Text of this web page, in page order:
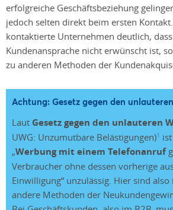
erfolgreiche Geschäftsbeziehung
jedoch selten direkt beim ersten
kontaktierte Unternehmen deutlich,
Kundenansprache nicht erwünscht ist,
zu anderen Methoden der
Achtung: Gesetz gegen den
Laut Gesetz gegen den unlauteren
UWG: Unzumutbare Belästigungen)1
„Werbung mit einem Telefonanruf
Verbraucher ohne dessen vorherige
Einwilligung“ unzulässig. Hier sind also
andere Methoden der